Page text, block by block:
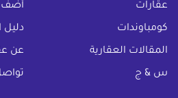
عقارات أضف
كومباوندات دليل
المقالات العقارية عن
س & ج